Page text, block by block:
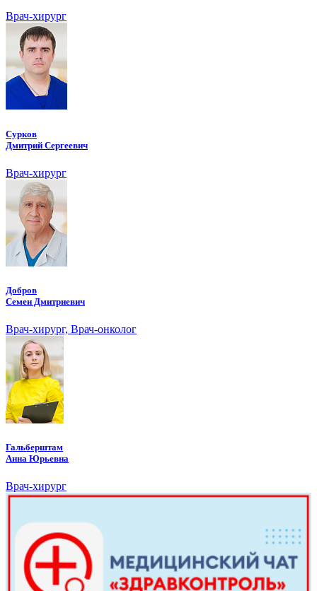
Врач-хирург
Сурков
Дмитрий Сергеевич
Врач-хирург
Добров
Семен Дмитриевич
Врач-хирург, Врач-онколог
Гальберштам
Анна Юрьевна
Врач-хирург